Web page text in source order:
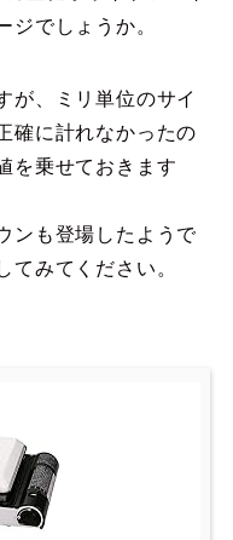
ジでしょうか。
が、ミリ単位のサイ
確に計れなかったの
を乗せておきます
ンも登場したようで
てみてください。